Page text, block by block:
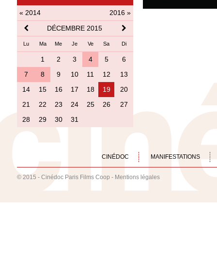
« 2014
2016 »
DÉCEMBRE 2015
Lu Ma Me Je Ve Sa Di
1 2 3 4 5
6
7
8 9 10 11 12
13
14
15 16 17 18 19
20
21
22 23 24 25 26
27
28
29 30 31
CINÉDOC MANIFESTATIONS
© 2015 - Cinédoc Paris Films Coop - Mentions légales